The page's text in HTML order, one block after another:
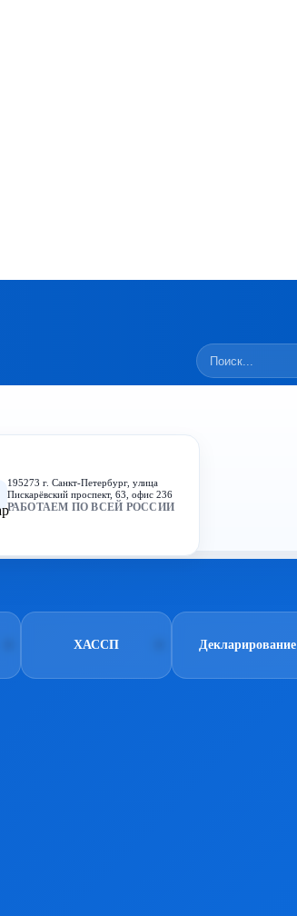
195273 г. Санкт-Петербург, улица
Пискарёвский проспект, 63, офис 236
РАБОТАЕМ ПО ВСЕЙ РОССИИ
ХАССП Декларирование